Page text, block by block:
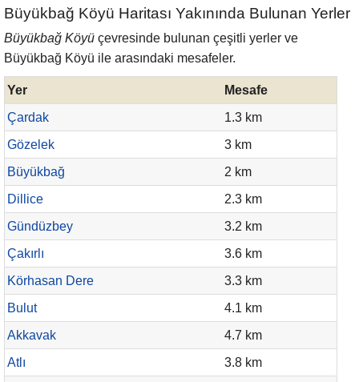
Büyükbağ Köyü Haritası Yakınında Bulunan Yerler
Büyükbağ Köyü çevresinde bulunan çeşitli yerler ve
Büyükbağ Köyü ile arasındaki mesafeler.
Yer
Mesafe
Çardak
1.3 km
Gözelek
3 km
Büyükbağ
2 km
Dillice
2.3 km
Gündüzbey
3.2 km
Çakırlı
3.6 km
Körhasan Dere
3.3 km
Bulut
4.1 km
Akkavak
4.7 km
Atlı
3.8 km